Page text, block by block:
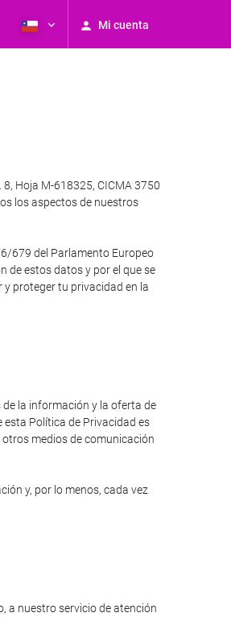
Mi cuenta
8, Hoja M-618325, CICMA 3750
los aspectos de nuestros
679 del Parlamento Europeo
de estos datos y por el que se
proteger tu privacidad en la
la información y la oferta de
Política de Privacidad es
medios de comunicación
y, por lo menos, cada vez
a nuestro servicio de atención